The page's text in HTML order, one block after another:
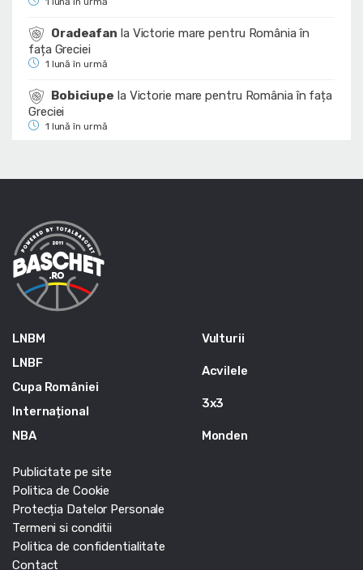
Oradeafan la Victorie mare pentru România în
fața Greciei
1 lună în urmă
Bobiciupe la Victorie mare pentru România în fața
Greciei
1 lună în urmă
LNBM
LNBF
Cupa României
Internațional
NBA
Vulturii
Acvilele
3x3
Monden
Publicitate pe site
Politica de Cookie
Protecția Datelor Personale
Termeni si conditii
Politica de confidentialitate
Contact